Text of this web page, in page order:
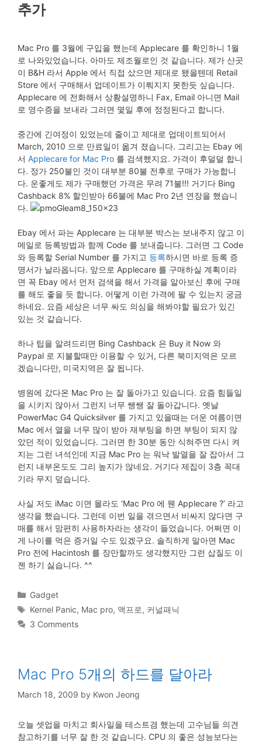
추가
Mac Pro 를 3월에 구입을 했는데 Applecare 를 확인하니 1월
로 나와있었습니다. 아마도 제조월로인 것 같습니다. 제가 산곳
이 B&H 라서 Apple 에서 직접 샀으면 제대로 됐을텐데 Retail
Store 에서 구매해서 업데이트가 이뤄지지 못한듯 싶습니다.
Applecare 에 전화해서 상황설명하니 Fax, Email 아니면 Mail
로 영수증을 보내라 그러면 몇일 후에 정정된다고 합니다.
중간에 긴여정이 있었는데 줄이고 제대로 업데이트되어서
March, 2010 으로 만료일이 옮겨 졌습니다. 그리고는 Ebay 에
서 Applecare for Mac Pro 를 검색했지요. 가격이 후덜덜 합니
다. 정가 250불인 것이 대부분 80불 전후로 구매가 가능합니
다. 운좋게도 제가 구매했던 가격은 무려 71불!!! 거기다 Bing
Cashback 8% 할인받아 66불에 Mac Pro 2년 연장을 했습니
다.
Ebay 에서 파는 Applecare 는 대부분 박스는 보내주지 않고 이
메일로 등록방법과 함께 Code 를 보내줍니다. 그러면 그 Code
와 등록할 Serial Number 를 가지고 등록하시면 바로 등록 증
명서가 날라옵니다. 앞으로 Applecare 를 구매하실 계획이라
면 꼭 Ebay 에서 먼저 검색을 해서 가격을 알아보신 후에 구매
를 해도 좋을 듯 합니다. 어떻게 이런 가격에 팔 수 있는지 궁금
하네요. 요즘 세상은 너무 싸도 의심을 해봐야할 필요가 있긴
있는 것 같습니다.
하나 팁을 알려드리면 Bing Cashback 은 Buy it Now 와
Paypal 로 지불할때만 이용할 수 있거, 다른 북미지역은 모르
겠습니다만, 미국지역은 잘 됩니다.
병원에 갔다온 Mac Pro 는 잘 돌아가고 있습니다. 요즘 힘들일
을 시키지 않아서 그런지 너무 쌩쌩 잘 돌아갑니다. 옛날
PowerMac G4 Quicksilver 를 가지고 있을때는 더운 여름이면
Mac 에서 열을 너무 많이 받아 재부팅을 하면 부팅이 되지 않
았던 적이 있었습니다. 그러면 한 30분 동안 식혀주면 다시 켜
지는 그런 녀석인데 지금 Mac Pro 는 워낙 발열을 잘 잡아서 그
런지 내부온도도 그리 높지가 않네요. 거기다 제집이 3층 꼭대
기라 무지 덮습니다.
사실 저도 iMac 이면 몰라도 ‘Mac Pro 에 웬 Applecare ?’ 라고
생각을 했습니다. 그런데 이번 일을 겪으면서 비싸지 않다면 구
매를 해서 맘편히 사용하자라는 생각이 들었습니다. 어쩌면 이
게 나이를 먹은 증거일 수도 있겠구요. 솔직하게 말아면 Mac
Pro 전에 Hacintosh 를 장만할까도 생각했지만 그런 삽질도 이
젠 하기 싫습니다. ^^
Categories
Gadget
Tags
Kernel Panic, Mac pro, 맥프로, 커널패닉
3 Comments
Mac Pro 5개의 하드를 달아라
March 18, 2009 by Kwon Jeong
오늘 셋업을 마치고 회사일을 테스트겸 했는데 고수님들 의견
참고하기를 너무 잘 한 것 같습니다. CPU 의 좋은 성능보다는